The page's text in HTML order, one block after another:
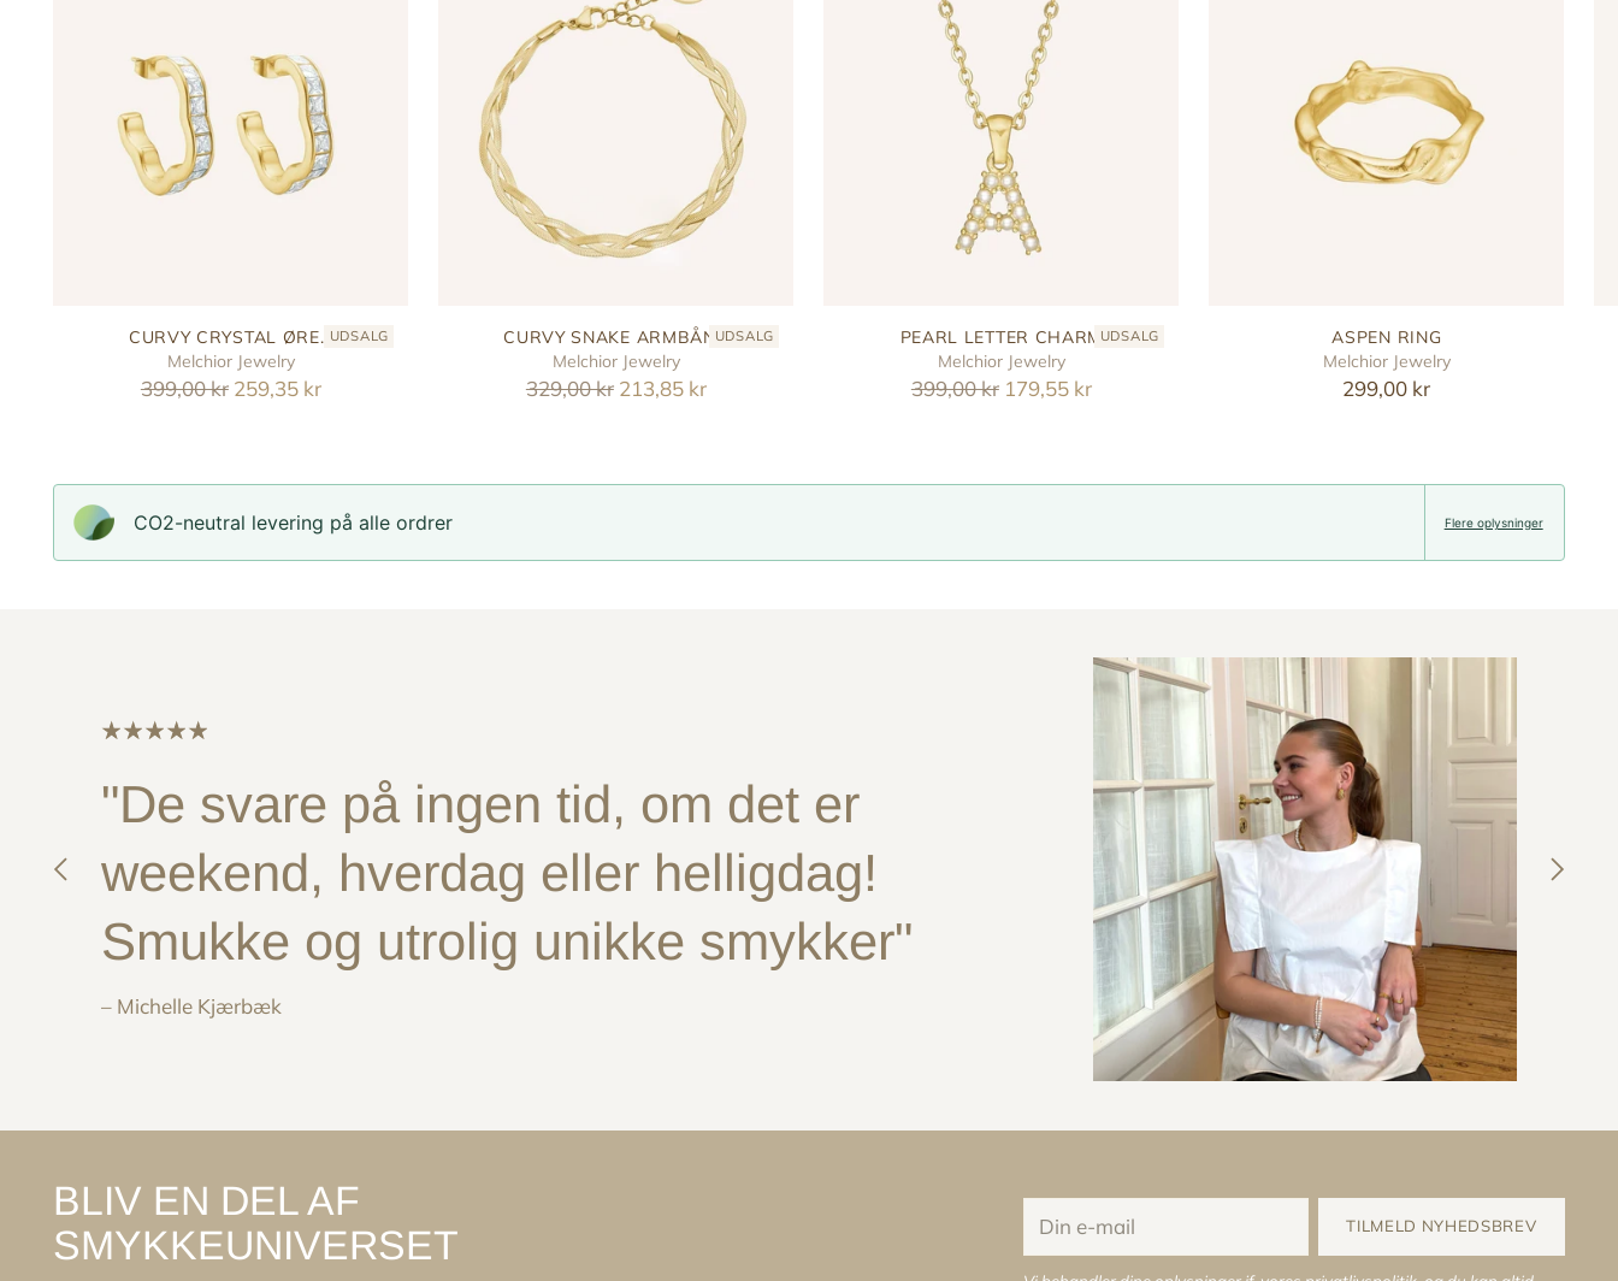
CURVY CRYSTAL ØRE...UDSALG
Melchior Jewelry
Reguler
399,00 kr 259,35 kr
CURVY SNAKE ARMBÅNDUDSALG
Melchior Jewelry
Reguler
329,00 kr 213,85 kr
PEARL LETTER CHARMUDSALG
Melchior Jewelry
Reguler
399,00 kr 179,55 kr
ASPEN RING
Melchior Jewelry
299,00 kr
CO2-neutral levering på alle ordrer Flere oplysninger
"De svare på ingen tid, om det er
weekend, hverdag eller helligdag!
Smukke og utrolig unikke smykker"
– Michelle Kjærbæk
BLIV EN DEL AF
SMYKKEUNIVERSET
e-
mail
TILMELD NYHEDSBREV